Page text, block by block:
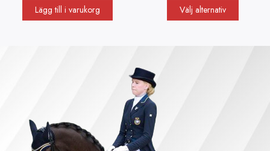
Lägg till i varukorg Välj alternativ